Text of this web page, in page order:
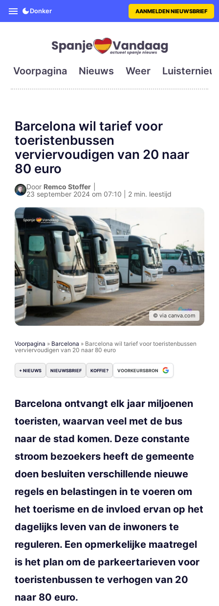
SpanjeVandaag is de eerste
Donker AANMELDEN NIEUWSBRIEF
Voorpagina Nieuws Weer
Barcelona wil tarief voor
toeristenbussen
verviervoudigen van 20 naar
80 euro
Door Remco Stoffer
23 september 2024 om 07:10 | 2 min. leestijd
© via canva.com
Voorpagina » Barcelona » Barcelona wil tarief voor toeristenbussen
verviervoudigen van 20 naar 80 euro
+ NIEUWS NIEUWSBRIEF KOFFIE? VOORKEURSBRON
Barcelona ontvangt elk jaar miljoenen
toeristen, waarvan veel met de bus
naar de stad komen. Deze constante
stroom bezoekers heeft de gemeente
doen besluiten verschillende nieuwe
regels en belastingen in te voeren om
het toerisme en de invloed ervan op het
dagelijks leven van de inwoners te
reguleren. Een opmerkelijke maatregel
is het plan om de parkeertarieven voor
toeristenbussen te verhogen van 20
naar 80 euro.